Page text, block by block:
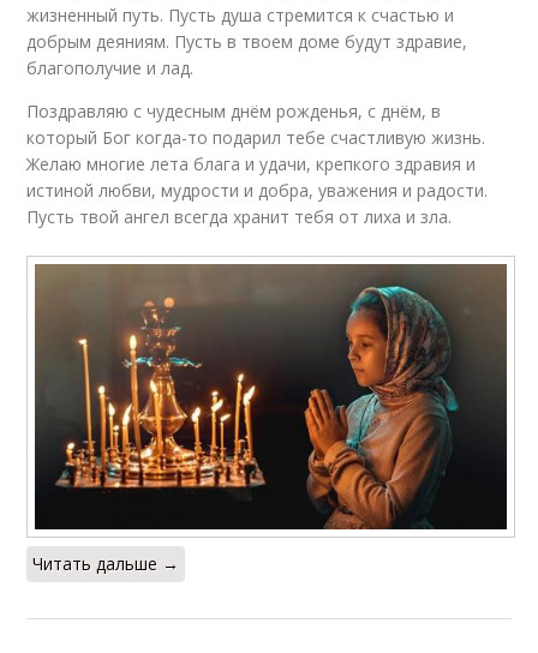
жизненный путь. Пусть душа стремится к счастью и
добрым деяниям. Пусть в твоем доме будут здравие,
благополучие и лад.
Поздравляю с чудесным днём рожденья, с днём, в
который Бог когда-то подарил тебе счастливую жизнь.
Желаю многие лета блага и удачи, крепкого здравия и
истиной любви, мудрости и добра, уважения и радости.
Пусть твой ангел всегда хранит тебя от лиха и зла.
Читать дальше →